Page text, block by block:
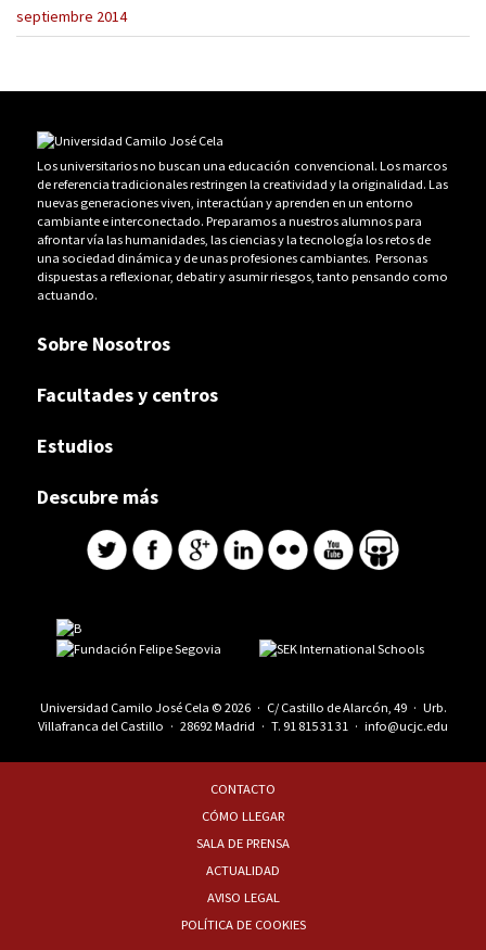
septiembre 2014
Los universitarios no buscan una educación convencional. Los marcos
de referencia tradicionales restringen la creatividad y la originalidad. Las
nuevas generaciones viven, interactúan y aprenden en un entorno
cambiante e interconectado. Preparamos a nuestros alumnos para
afrontar vía las humanidades, las ciencias y la tecnología los retos de
una sociedad dinámica y de unas profesiones cambiantes. Personas
dispuestas a reflexionar, debatir y asumir riesgos, tanto pensando como
actuando.
Sobre Nosotros
Facultades y centros
Estudios
Descubre más
Universidad Camilo José Cela © 2026 · C/ Castillo de Alarcón, 49 · Urb.
Villafranca del Castillo · 28692 Madrid · T. 91 815 31 31 · info@ucjc.edu
CONTACTO
CÓMO LLEGAR
SALA DE PRENSA
ACTUALIDAD
AVISO LEGAL
POLÍTICA DE COOKIES